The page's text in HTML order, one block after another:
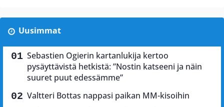
Uusimmat
Sebastien Ogierin kartanlukija kertoo
pysäyttävistä hetkistä: ”Nostin katseeni ja näin
suuret puut edessämme”
Valtteri Bottas nappasi paikan MM-kisoihin